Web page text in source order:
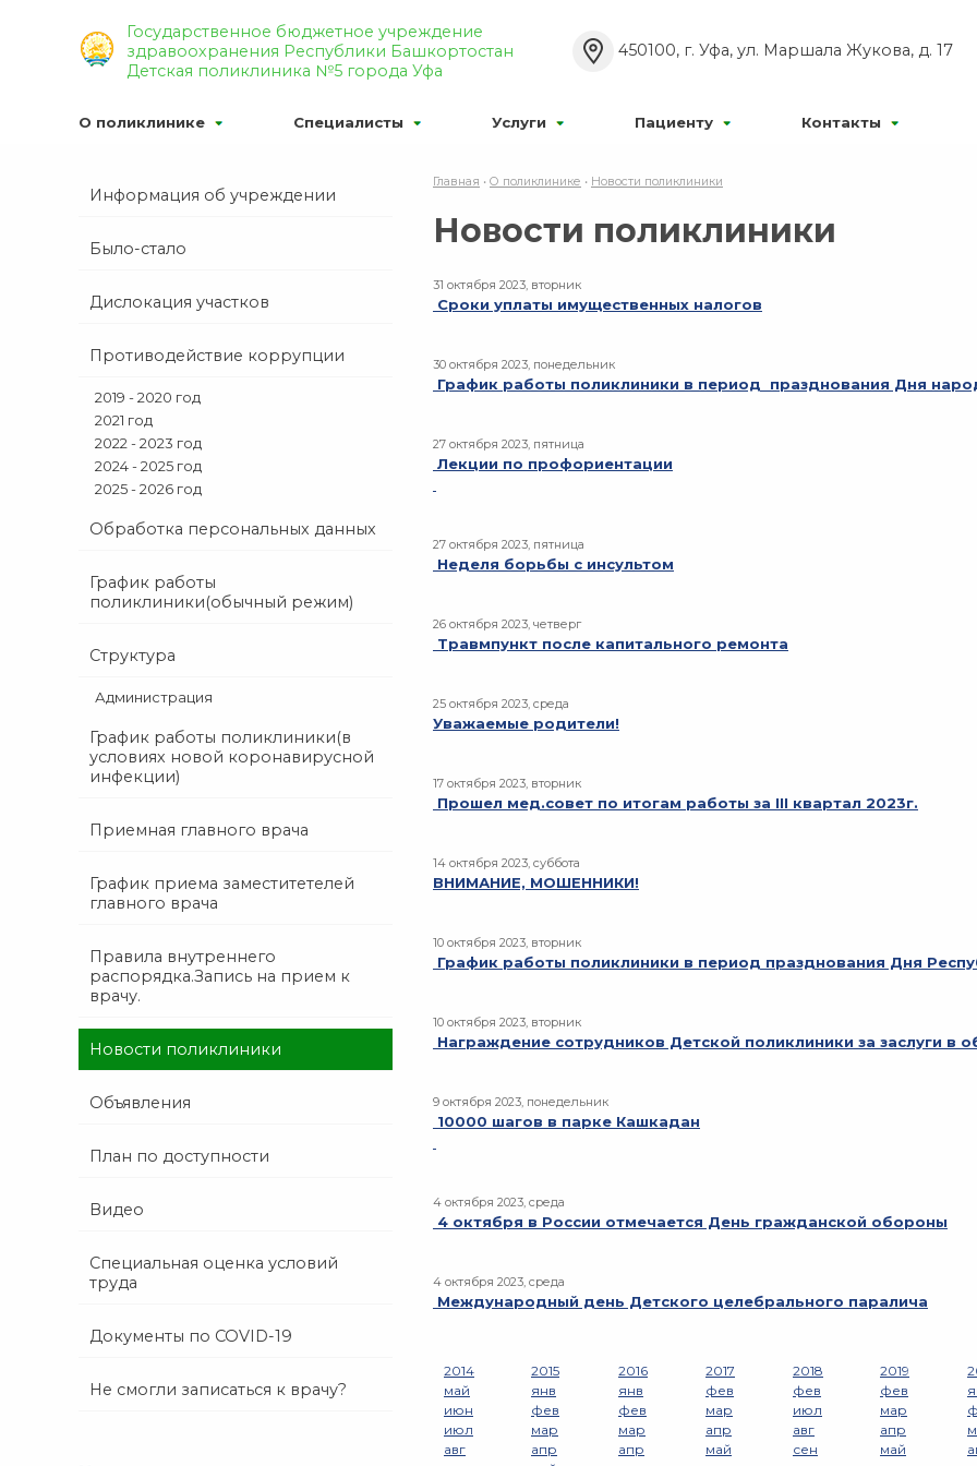
Р’РµСЂСЃРёСЏ РґР»СЏ СЃР»Р°Р±РѕРІРёРґСЏС‰РёС…:
Р¦РІРµС‚РѕРІР°СЏ СЃС…РµРјР°: Р¦ РР·РѕР±СЂР°Р¶РµРЅРёСЏ:Р’С‹РєР»
Государственное бюджетное учреждение
здравоохранения Республики Башкортостан
Детская поликлиника №5 города Уфа
450100, г. Уфа, ул. Маршала Жукова, д. 17
О поликлинике Специалисты Услуги Пациенту Контакты
Информация об учреждении
Было-стало
Дислокация участков
Противодействие коррупции
2019 - 2020 год
2021 год
2022 - 2023 год
2024 - 2025 год
2025 - 2026 год
Обработка персональных данных
График работы
поликлиники(обычный режим)
Структура
Администрация
График работы поликлиники(в
условиях новой коронавирусной
инфекции)
Приемная главного врача
График приема заместитетелей
главного врача
Правила внутреннего
распорядка.Запись на прием к
врачу.
Новости поликлиники
Объявления
План по доступности
Видео
Специальная оценка условий
труда
Документы по COVID-19
Не смогли записаться к врачу?
Главная • О поликлинике • Новости поликлиники
Новости поликлиники
31 октября 2023, вторник
Сроки уплаты имущественных налогов
30 октября 2023, понедельник
График работы поликлиники в период празднования Дня
27 октября 2023, пятница
Лекции по профориентации
27 октября 2023, пятница
Неделя борьбы с инсультом
26 октября 2023, четверг
Травмпункт после капитального ремонта
25 октября 2023, среда
Уважаемые родители!
17 октября 2023, вторник
Прошел мед.совет по итогам работы за III квартал 2023г.
14 октября 2023, суббота
ВНИМАНИЕ, МОШЕННИКИ!
10 октября 2023, вторник
График работы поликлиники в период празднования Дня
10 октября 2023, вторник
Награждение сотрудников Детской поликлиники за заслуги в
9 октября 2023, понедельник
10000 шагов в парке Кашкадан
4 октября 2023, среда
4 октября в России отмечается День гражданской обороны
4 октября 2023, среда
Международный день Детского целебрального паралича
2014
май
июн
июл
авг
2015
янв
фев
мар
апр
2016
янв
фев
мар
апр
2017
фев
мар
апр
май
2018
фев
июл
авг
сен
2019
фев
мар
апр
май